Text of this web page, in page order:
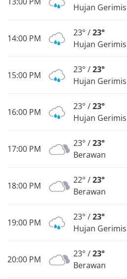
Hujan Gerimis
14:00 PM
23° /23°
Hujan Gerimis
15:00 PM
23° /23°
Hujan Gerimis
16:00 PM
23° /23°
Hujan Gerimis
17:00 PM
23° /23°
Berawan
18:00 PM
22° /23°
Berawan
19:00 PM
23° /23°
Hujan Gerimis
20:00 PM
23° /23°
Berawan